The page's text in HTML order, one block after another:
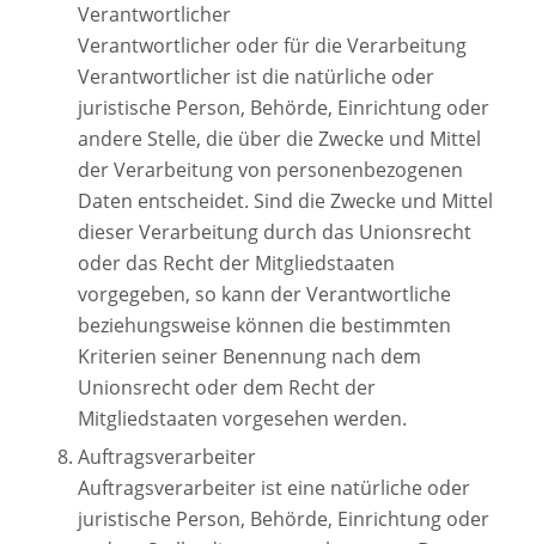
Verantwortlicher
Verantwortlicher oder für die Verarbeitung
Verantwortlicher ist die natürliche oder
juristische Person, Behörde, Einrichtung oder
andere Stelle, die über die Zwecke und Mittel
der Verarbeitung von personenbezogenen
Daten entscheidet. Sind die Zwecke und Mittel
dieser Verarbeitung durch das Unionsrecht
oder das Recht der Mitgliedstaaten
vorgegeben, so kann der Verantwortliche
beziehungsweise können die bestimmten
Kriterien seiner Benennung nach dem
Unionsrecht oder dem Recht der
Mitgliedstaaten vorgesehen werden.
Auftragsverarbeiter
Auftragsverarbeiter ist eine natürliche oder
juristische Person, Behörde, Einrichtung oder